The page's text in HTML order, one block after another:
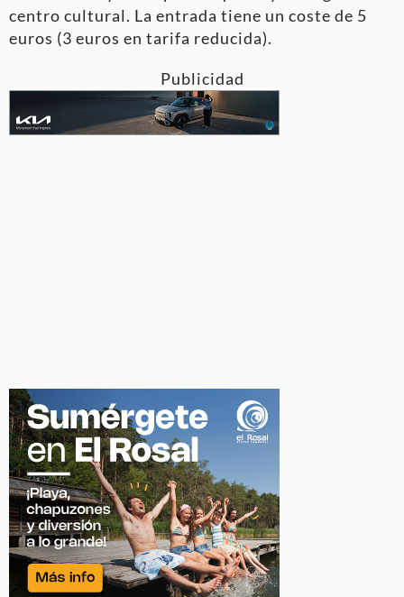
centro cultural. La entrada tiene un coste de 5
euros (3 euros en tarifa reducida).
Publicidad